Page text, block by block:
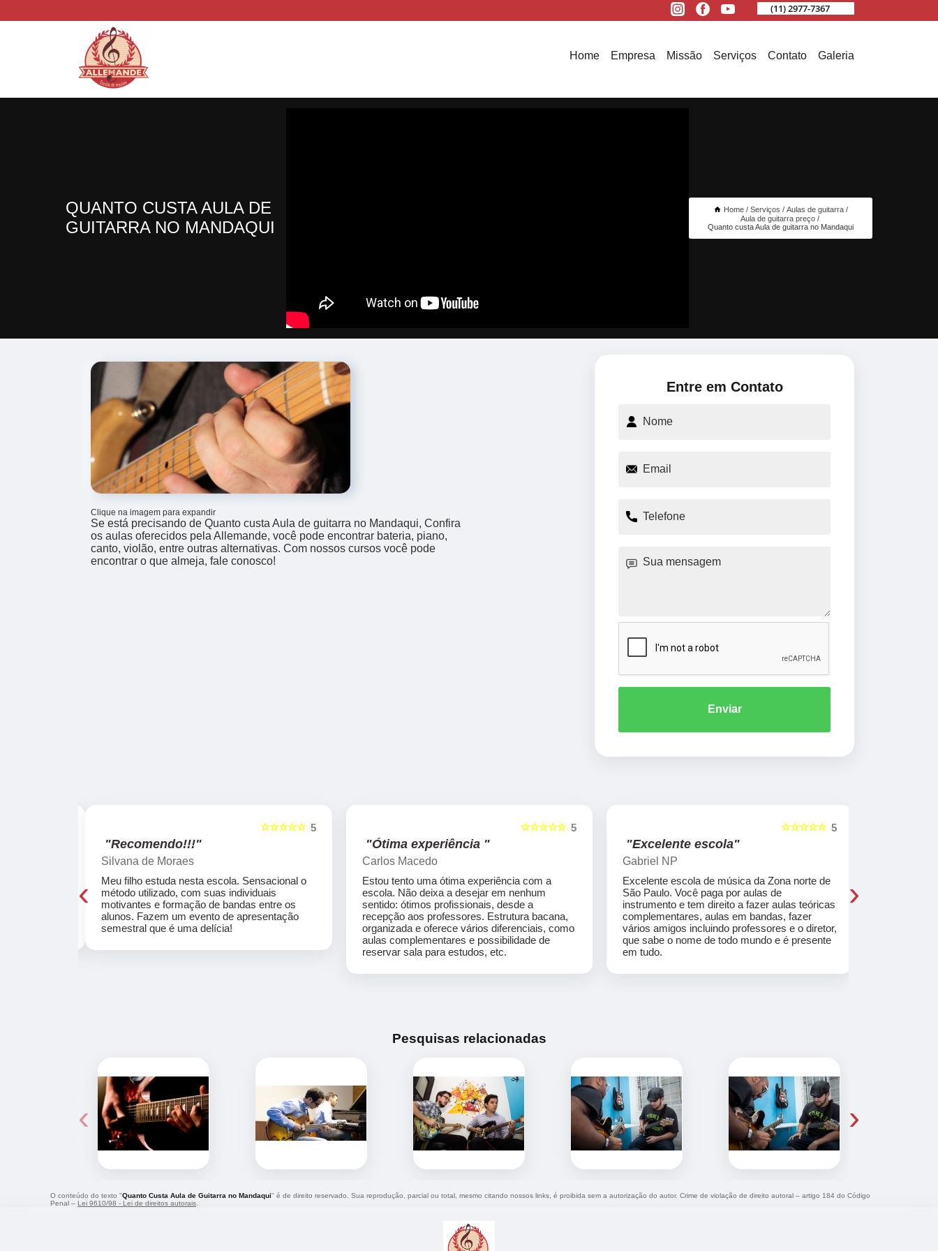
(11) 2977-7367
Home Empresa Missão Serviços Contato Galeria
QUANTO CUSTA AULA DE
GUITARRA NO MANDAQUI
Home Serviços
Aulas de guitarra
Aula de guitarra preço
Quanto custa Aula de guitarra no Mandaqui
Clique na imagem para expandir
Se está precisando de Quanto custa Aula de guitarra no Mandaqui, Confira
os aulas oferecidos pela Allemande, você pode encontrar bateria, piano,
canto, violão, entre outras alternativas. Com nossos cursos você pode
encontrar o que almeja, fale conosco!
Entre em Contato
Enviar
5
☆☆☆☆☆
"Recomendo!!!"
Silvana de Moraes
Meu filho estuda nesta escola. Sensacional o
método utilizado, com suas individuais
motivantes e formação de bandas entre os
alunos. Fazem um evento de apresentação
semestral que é uma delícia!
5
☆☆☆☆☆
"Ótima experiência "
Carlos Macedo
Estou tento uma ótima experiência com a
escola. Não deixa a desejar em nenhum
sentido: ótimos profissionais, desde a
recepção aos professores. Estrutura bacana,
organizada e oferece vários diferenciais, como
aulas complementares e possibilidade de
reservar sala para estudos, etc.
5
☆☆☆☆☆
"Excelente escola"
Gabriel NP
Excelente escola de música da Zona norte de
São Paulo. Você paga por aulas de
instrumento e tem direito a fazer aulas teóricas
complementares, aulas em bandas, fazer
vários amigos incluindo professores e o diretor,
que sabe o nome de todo mundo e é presente
em tudo.
‹ ›
Pesquisas relacionadas
‹ ›
O conteúdo do texto "Quanto Custa Aula de Guitarra no Mandaqui" é de direito reservado. Sua reprodução, parcial ou total, mesmo citando nossos links, é proibida sem a autorização do autor. Crime de violação de direito autoral – artigo 184 do Código
Penal – Lei 9610/98 - Lei de direitos autorais